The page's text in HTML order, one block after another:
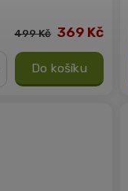
499 Kč 369 Kč
Do košíku